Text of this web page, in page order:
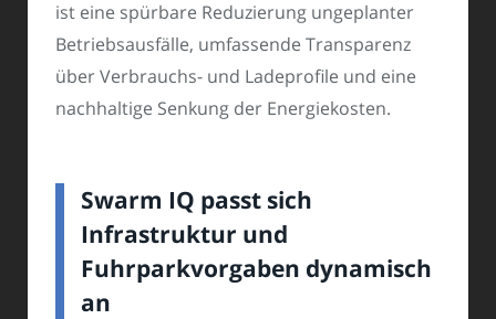
ist eine spürbare Reduzierung ungeplanter
Betriebsausfälle, umfassende Transparenz
über Verbrauchs- und Ladeprofile und eine
nachhaltige Senkung der Energiekosten.
Swarm IQ passt sich
Infrastruktur und
Fuhrparkvorgaben dynamisch
an